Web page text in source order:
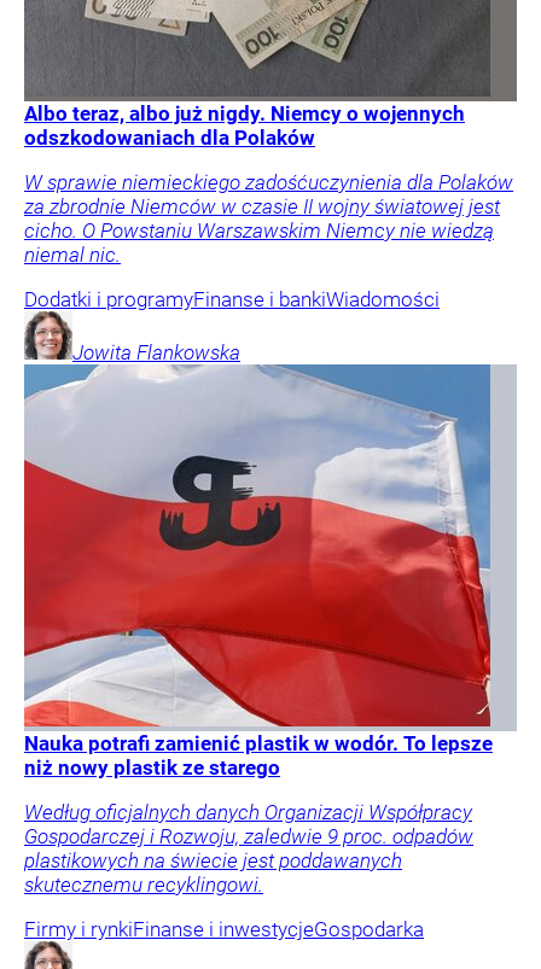
Albo teraz, albo już nigdy. Niemcy o wojennych
odszkodowaniach dla Polaków
W sprawie niemieckiego zadośćuczynienia dla Polaków
za zbrodnie Niemców w czasie II wojny światowej jest
cicho. O Powstaniu Warszawskim Niemcy nie wiedzą
niemal nic.
Dodatki i programyFinanse i bankiWiadomości
Jowita Flankowska
Nauka potrafi zamienić plastik w wodór. To lepsze
niż nowy plastik ze starego
Według oficjalnych danych Organizacji Współpracy
Gospodarczej i Rozwoju, zaledwie 9 proc. odpadów
plastikowych na świecie jest poddawanych
skutecznemu recyklingowi.
Firmy i rynkiFinanse i inwestycjeGospodarka